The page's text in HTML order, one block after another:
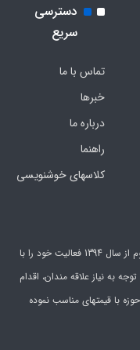
دسترسی
سریع
تماس با ما
خبرها
درباره ما
راهنما
کلاسهای خوشنویسی
تیم هنری کلک عشق با هدف اعتلای هنر این مرز و بوم از سال 1394 فعالیت خود را با
به نیاز علاقه مندان، اقدام
با قیمتهای مناسب نموده